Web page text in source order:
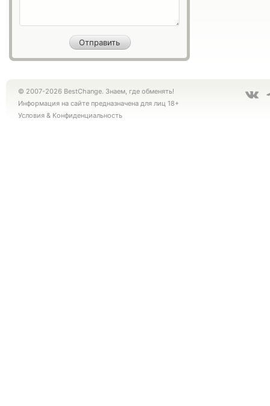
© 2007-2026 BestChange. Знаем, где обменять!
Информация на сайте предназначена для лиц 18+
Условия & Конфиденциальность